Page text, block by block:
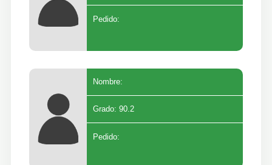
Pedido:
Nombre:
Grado: 90.2
Pedido: